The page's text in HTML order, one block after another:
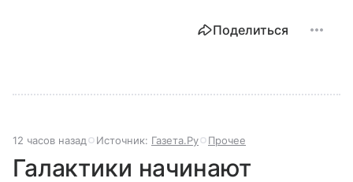
Поделиться
12 часов назад Источник: Газета.Ру Прочее
Галактики начинают